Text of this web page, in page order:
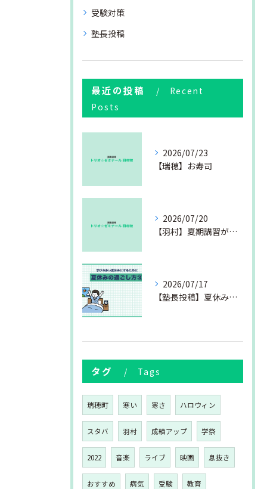
受験対策
塾長投稿
最近の投稿
Recent
Posts
2026/07/23
【瑞穂】お寿司
2026/07/20
【羽村】夏期講習が始まりました
2026/07/17
【塾長投稿】夏休みの過ごし方③
タグ Tags
瑞穂町 寒い 寒さ ハロウィン
スタバ 羽村 成績アップ 学祭
2022 音楽 ライブ 映画 息抜き
おすすめ 病気 受験 教育